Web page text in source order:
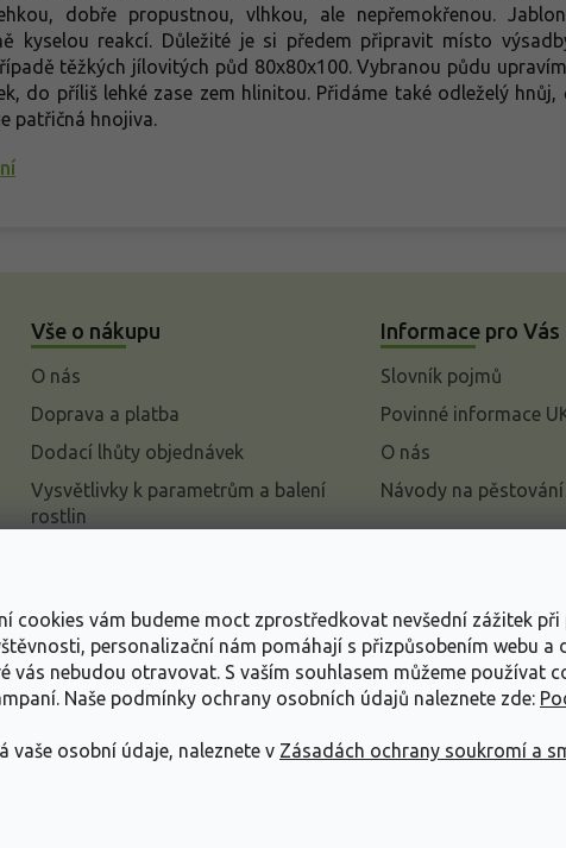
cookies vám budeme moct zprostředkovat nevšední zážitek při
personalizační nám pomáhají s přizpůsobením webu a
vás nebudou otravovat. S vaším souhlasem můžeme používat
Naše podmínky ochrany osobních údajů naleznete zde:
osobní údaje, naleznete v Zásadách ochrany soukromí a
dobře propustnou, vlhkou, ale nepřemokřenou.
kyselou reakcí. Důležité je si předem připravit místo
těžkých jílovitých půd 80x80x100. Vybranou půdu
do příliš lehké zase zem hlinitou. Přidáme také odleželý hnůj,
patřičná hnojiva.
Vše o nákupu
O nás
Doprava a platba
Dodací lhůty objednávek
Vysvětlivky k parametrům a balení
rostlin
Informace o ochraně osobních
údajů
Obchodní podmínky
Informace pro Vás
Slovník pojmů
Povinné informace
O nás
Návody na